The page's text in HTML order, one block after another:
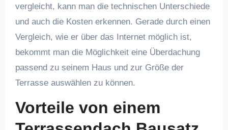
vergleicht, kann man die technischen Unterschiede
und auch die Kosten erkennen. Gerade durch einen
Vergleich, wie er über das Internet möglich ist,
bekommt man die Möglichkeit eine Überdachung
passend zu seinem Haus und zur Größe der
Terrasse auswählen zu können.
Vorteile von einem